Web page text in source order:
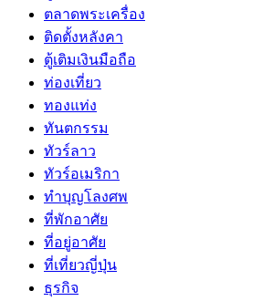
ตลาดพระเครื่อง
ติดตั้งหลังคา
ตู้เติมเงินมือถือ
ท่องเที่ยว
ทองแท่ง
ทันตกรรม
ทัวร์ลาว
ทัวร์อเมริกา
ทำบุญโลงศพ
ที่พักอาศัย
ที่อยู่อาศัย
ที่เที่ยวญี่ปุ่น
ธุรกิจ